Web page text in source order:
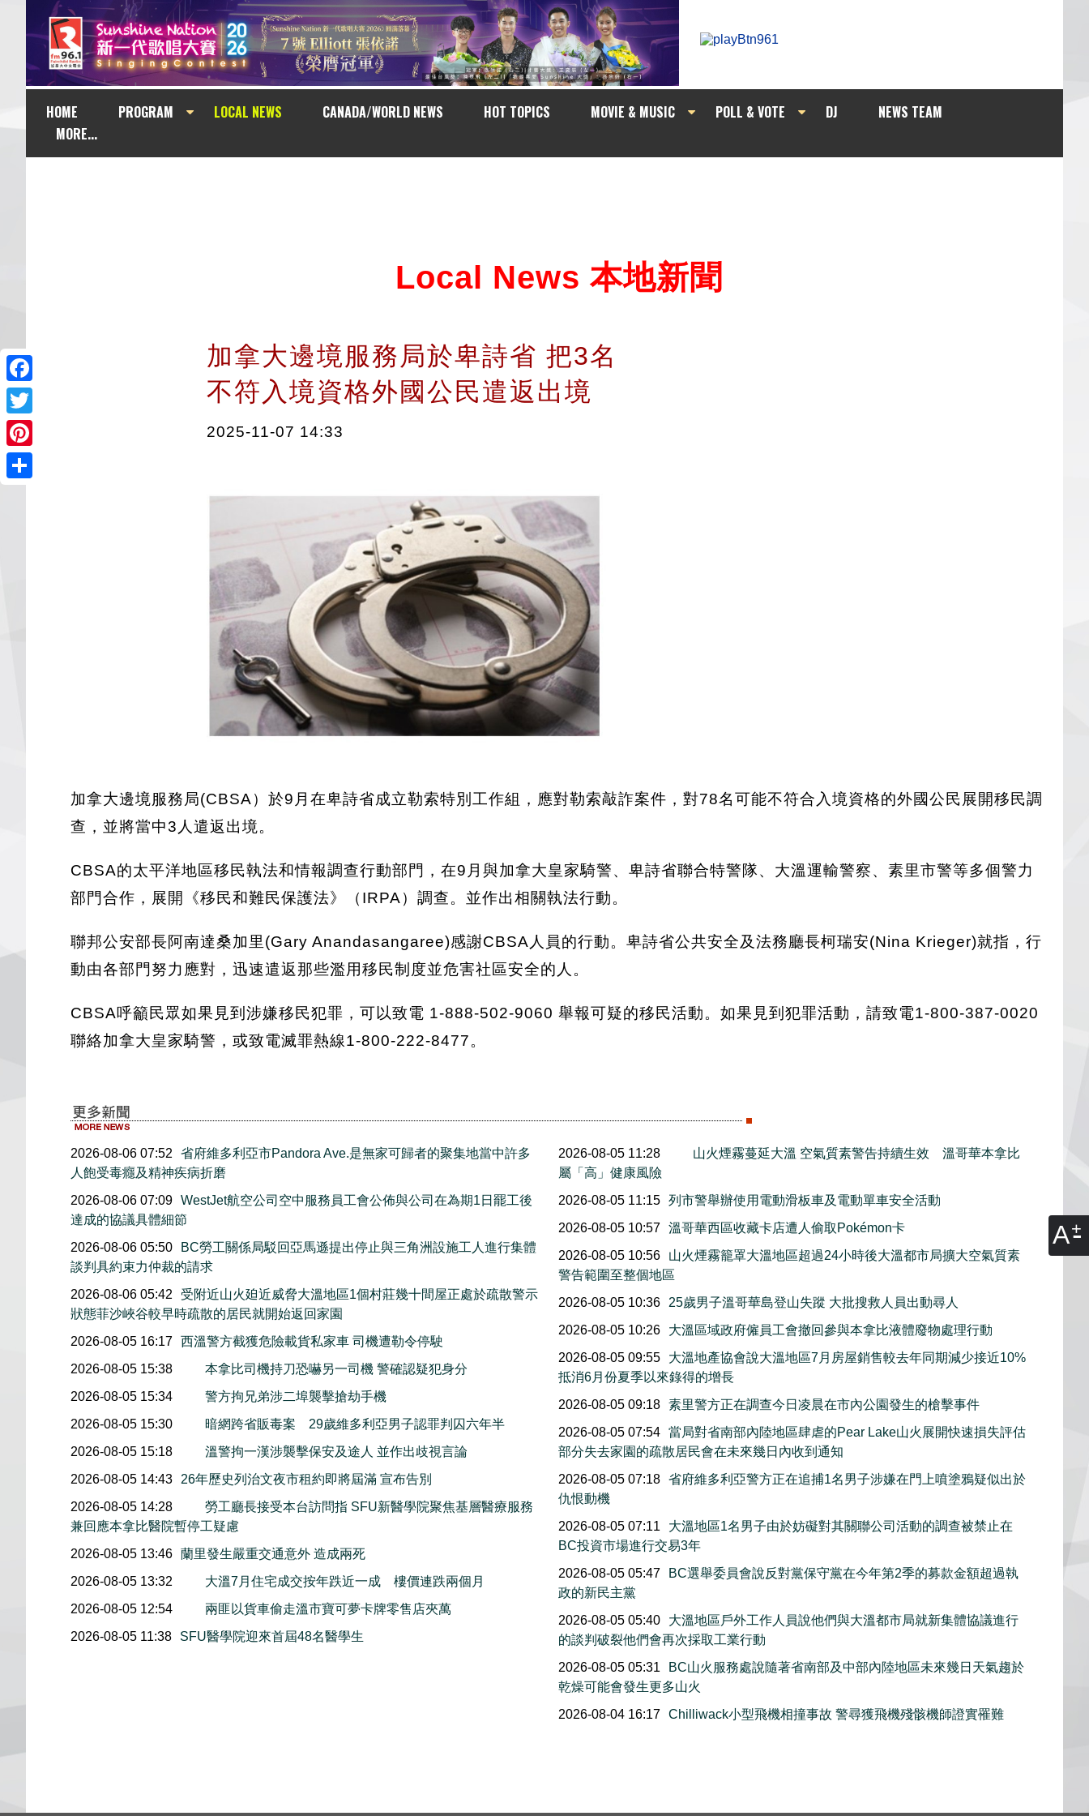
A
HOME PROGRAM LOCAL NEWS CANADA/WORLD NEWS HOT TOPICS MOVIE & MUSIC POLL & VOTE DJ
NEWS TEAM
MORE...
Facebook
Twitter
Pinterest
Local News 本地新聞
加拿大邊境服務局於卑詩省 把3名
不符入境資格外國公民遣返出境
2025-11-07 14:33
加拿大邊境服務局(CBSA）於9月在卑詩省成立勒索特別工作組，應對勒索敲詐案件，對78名可能不符合入境資格的外國公民展開移民調
查，並將當中3人遣返出境。
CBSA的太平洋地區移民執法和情報調查行動部門，在9月與加拿大皇家騎警、卑詩省聯合特警隊、大溫運輸警察、素里市警等多個警力
部門合作，展開《移民和難民保護法》（IRPA）調查。並作出相關執法行動。
聯邦公安部長阿南達桑加里(Gary Anandasangaree)感謝CBSA人員的行動。卑詩省公共安全及法務廳長柯瑞安(Nina Krieger)就指，行
動由各部門努力應對，迅速遣返那些濫用移民制度並危害社區安全的人。
CBSA呼籲民眾如果見到涉嫌移民犯罪，可以致電 1-888-502-9060 舉報可疑的移民活動。如果見到犯罪活動，請致電1-800-387-0020
聯絡加拿大皇家騎警，或致電滅罪熱線1-800-222-8477。
2026-08-06 07:52
省府維多利亞市Pandora Ave.是無家可歸者的聚集地當中許多
人飽受毒癮及精神疾病折磨
2026-08-06 07:09 WestJet航空公司空中服務員工會公佈與公司在為期1日罷工後
達成的協議具體細節
2026-08-06 05:50
BC勞工關係局駁回亞馬遜提出停止與三角洲設施工人進行集體
談判具約束力仲裁的請求
2026-08-06 05:42
受附近山火廹近威脅大溫地區1個村莊幾十間屋正處於疏散警示
狀態菲沙峽谷較早時疏散的居民就開始返回家園
2026-08-05 16:17 西溫警方截獲危險載貨私家車 司機遭勒令停駛
2026-08-05 15:38
本拿比司機持刀恐嚇另一司機 警確認疑犯身分
2026-08-05 15:34
警方拘兄弟涉二埠襲擊搶劫手機
2026-08-05 15:30
暗網跨省販毒案 29歲維多利亞男子認罪判囚六年半
2026-08-05 15:18
溫警拘一漢涉襲擊保安及途人 並作出歧視言論
2026-08-05 14:43
26年歷史列治文夜市租約即將屆滿 宣布告別
2026-08-05 14:28
勞工廳長接受本台訪問指 SFU新醫學院聚焦基層醫療服務
兼回應本拿比醫院暫停工疑慮
2026-08-05 13:46 蘭里發生嚴重交通意外 造成兩死
2026-08-05 13:32
大溫7月住宅成交按年跌近一成 樓價連跌兩個月
2026-08-05 12:54
兩匪以貨車偷走溫市寶可夢卡牌零售店夾萬
2026-08-05 11:38
SFU醫學院迎來首屆48名醫學生
2026-08-05 11:28
山火煙霧蔓延大溫 空氣質素警告持續生效 溫哥華本拿比
屬「高」健康風險
2026-08-05 11:15
列市警舉辦使用電動滑板車及電動單車安全活動
2026-08-05 10:57
溫哥華西區收藏卡店遭人偷取Pokémon卡
2026-08-05 10:56
山火煙霧籠罩大溫地區超過24小時後大溫都市局擴大空氣質素
警告範圍至整個地區
2026-08-05 10:36
25歲男子溫哥華島登山失蹤 大批搜救人員出動尋人
2026-08-05 10:26
大溫區域政府僱員工會撤回參與本拿比液體廢物處理行動
2026-08-05 09:55
大溫地產協會說大溫地區7月房屋銷售較去年同期減少接近10%
抵消6月份夏季以來錄得的增長
2026-08-05 09:18
素里警方正在調查今日凌晨在市內公園發生的槍擊事件
2026-08-05 07:54
當局對省南部內陸地區肆虐的Pear Lake山火展開快速損失評估
部分失去家園的疏散居民會在未來幾日內收到通知
2026-08-05 07:18
省府維多利亞警方正在追捕1名男子涉嫌在門上噴塗鴉疑似出於
仇恨動機
2026-08-05 07:11
大溫地區1名男子由於妨礙對其關聯公司活動的調查被禁止在
BC投資市場進行交易3年
2026-08-05 05:47
BC選舉委員會說反對黨保守黨在今年第2季的募款金額超過執
政的新民主黨
2026-08-05 05:40
大溫地區戶外工作人員說他們與大溫都市局就新集體協議進行
的談判破裂他們會再次採取工業行動
2026-08-05 05:31
BC山火服務處說隨著省南部及中部內陸地區未來幾日天氣趨於
乾燥可能會發生更多山火
2026-08-04 16:17
Chilliwack小型飛機相撞事故 警尋獲飛機殘骸機師證實罹難